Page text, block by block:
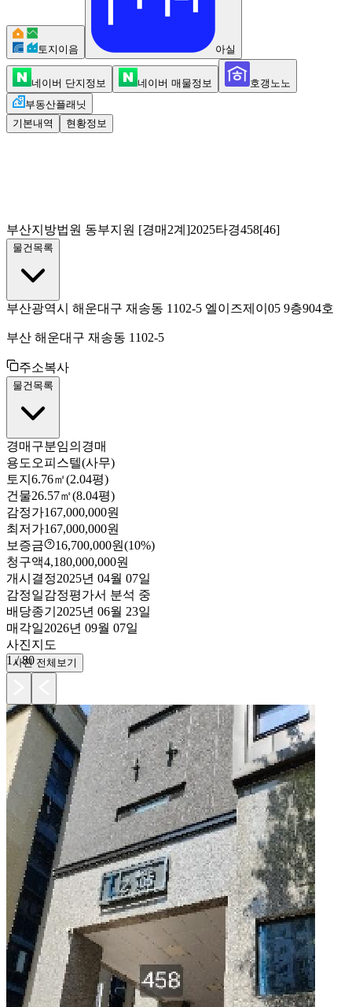
토지이음 아실
네이버 단지정보 네이버 매물정보
호갱노노
부동산플래닛
기본내역
현황정보
부산지방법원 동부지원 [경매2계]2025타경458[46]
물건목록
부산광역시 해운대구 재송동 1102-5 엘이즈제이05 9층904호
부산 해운대구 재송동 1102-5
주소복사
물건목록
경매구분임의경매
용도 오피스텔(사무)
토지 6.76㎡(2.04평)
건물26.57㎡(8.04평)
감정가167,000,000원
최저가167,000,000원
보증금
16,700,000원(10%)
청구액4,180,000,000원
개시결정2025년 04월 07일
감정일감정평가서 분석 중
배당종기 2025년 06월 23일
매각일2026년 09월 07일
사진지도
1 /80
사진 전체보기